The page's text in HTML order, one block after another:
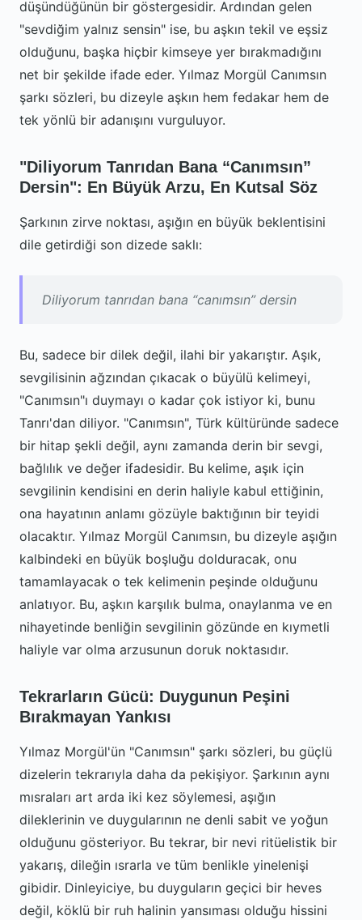
düşündüğünün bir göstergesidir. Ardından gelen
"sevdiğim yalnız sensin" ise, bu aşkın tekil ve eşsiz
olduğunu, başka hiçbir kimseye yer bırakmadığını
net bir şekilde ifade eder. Yılmaz Morgül Canımsın
şarkı sözleri, bu dizeyle aşkın hem fedakar hem de
tek yönlü bir adanışını vurguluyor.
"Diliyorum Tanrıdan Bana “Canımsın”
Dersin": En Büyük Arzu, En Kutsal Söz
Şarkının zirve noktası, aşığın en büyük beklentisini
dile getirdiği son dizede saklı:
Diliyorum tanrıdan bana “canımsın” dersin
Bu, sadece bir dilek değil, ilahi bir yakarıştır. Aşık,
sevgilisinin ağzından çıkacak o büyülü kelimeyi,
"Canımsın"ı duymayı o kadar çok istiyor ki, bunu
Tanrı'dan diliyor. "Canımsın", Türk kültüründe sadece
bir hitap şekli değil, aynı zamanda derin bir sevgi,
bağlılık ve değer ifadesidir. Bu kelime, aşık için
sevgilinin kendisini en derin haliyle kabul ettiğinin,
ona hayatının anlamı gözüyle baktığının bir teyidi
olacaktır. Yılmaz Morgül Canımsın, bu dizeyle aşığın
kalbindeki en büyük boşluğu dolduracak, onu
tamamlayacak o tek kelimenin peşinde olduğunu
anlatıyor. Bu, aşkın karşılık bulma, onaylanma ve en
nihayetinde benliğin sevgilinin gözünde en kıymetli
haliyle var olma arzusunun doruk noktasıdır.
Tekrarların Gücü: Duygunun Peşini
Bırakmayan Yankısı
Yılmaz Morgül'ün "Canımsın" şarkı sözleri, bu güçlü
dizelerin tekrarıyla daha da pekişiyor. Şarkının aynı
mısraları art arda iki kez söylemesi, aşığın
dileklerinin ve duygularının ne denli sabit ve yoğun
olduğunu gösteriyor. Bu tekrar, bir nevi ritüelistik bir
yakarış, dileğin ısrarla ve tüm benlikle yinelenişi
gibidir. Dinleyiciye, bu duyguların geçici bir heves
değil, köklü bir ruh halinin yansıması olduğu hissini